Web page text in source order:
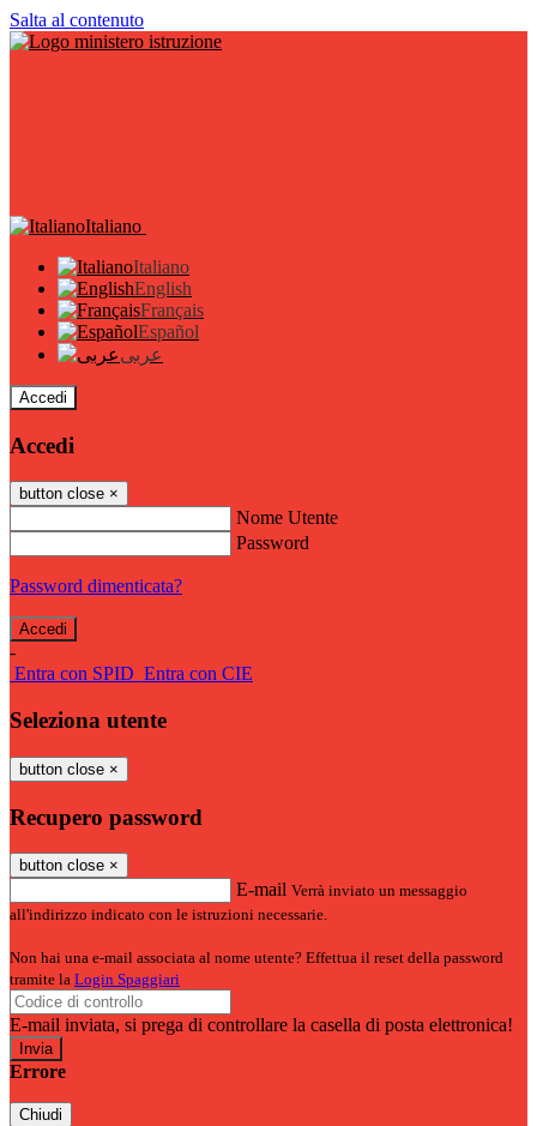
Salta al contenuto
Italiano
Italiano
English
Français
Español
عربى
Accedi
Accedi
button close ×
Nome Utente
Password
Password dimenticata?
-
Entra con SPID Entra con CIE
Seleziona utente
button close ×
Recupero password
button close ×
E-mail Verrà inviato un messaggio
all'indirizzo indicato con le istruzioni necessarie.
Non hai una e-mail associata al nome utente? Effettua il reset della password
tramite la Login Spaggiari
E-mail inviata, si prega di controllare la casella di posta elettronica!
Errore
Chiudi